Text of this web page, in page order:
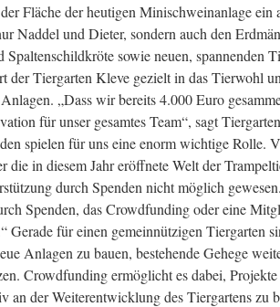
Fläche der heutigen Minischweinanlage ein
Naddel und Dieter, sondern auch den
Spaltenschildkröte sowie neuen, spannenden
der Tiergarten Kleve gezielt in das Tierwohl
„Dass wir bereits 4.000 Euro
für unser gesamtes Team“, sagt
spielen für uns eine enorm wichtige Rolle.
die in diesem Jahr eröffnete Welt der
durch Spenden nicht möglich
Spenden, das Crowdfunding oder eine
Gerade für einen gemeinnützigen Tiergarten
Anlagen zu bauen, bestehende Gehege
Crowdfunding ermöglicht es dabei, Projekte
an der Weiterentwicklung des Tiergartens zu